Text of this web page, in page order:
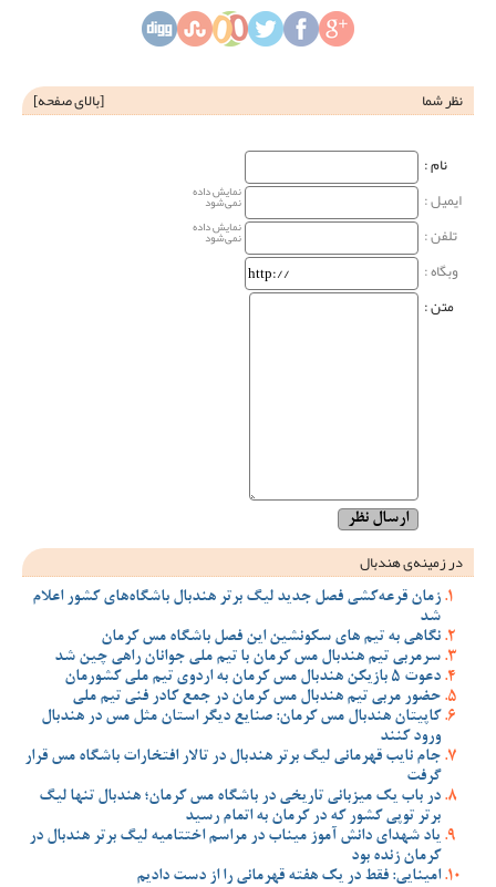
نظر شما [بالای صفحه]
نام‌ :
ایمیل :
نمایش داده
نمی‌شود
تلفن : نمایش داده
نمی‌شود
وبگاه‌ :
متن :
در زمینه‌ی هندبال
زمان قرعه‌کشی فصل جدید لیگ برتر هندبال باشگاه‌های کشور اعلام
شد
نگاهی به تیم های سکونشین این فصل باشگاه مس کرمان
سرمربی تیم هندبال مس کرمان با تیم ملی جوانان راهی چین شد
دعوت 5 بازیکن هندبال مس کرمان به اردوی تیم ملی کشورمان
حضور مربی تیم هندبال مس کرمان در جمع کادر فنی تیم ملی
کاپیتان هندبال مس کرمان: صنایع دیگر استان مثل مس در هندبال
ورود کنند
جام نایب قهرمانی لیگ برتر هندبال در تالار افتخارات باشگاه مس قرار
گرفت
در باب یک میزبانی تاریخی در باشگاه مس کرمان؛ هندبال تنها لیگ
برتر توپی کشور که در کرمان به اتمام رسید
یاد شهدای دانش آموز میناب در مراسم اختتامیه لیگ برتر هندبال در
کرمان زنده بود
امینایی: فقط در یک هفته قهرمانی را از دست دادیم